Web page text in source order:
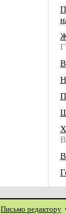
Письмо редактору